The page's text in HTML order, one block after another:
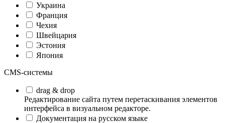
Украина
Франция
Чехия
Швейцария
Эстония
Япония
CMS-системы
drag & drop
Редактирование сайта путем перетаскивания элементов
интерфейса в визуальном редакторе.
Документация на русском языке